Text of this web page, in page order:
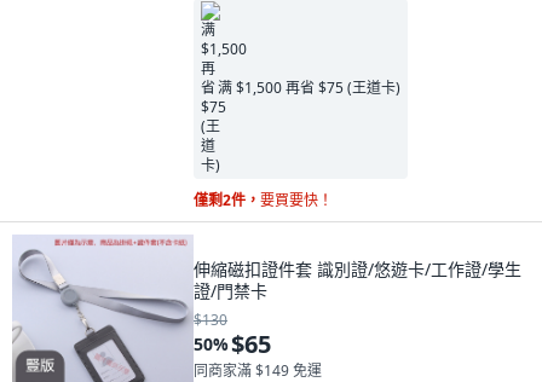
满 $1,500 再省 $75 (王道卡)
僅剩2件， 要買要快！
伸縮磁扣證件套 識別證/悠遊卡/工作證/學生
證/門禁卡
$130
50%$65
同商家滿 $149 免運